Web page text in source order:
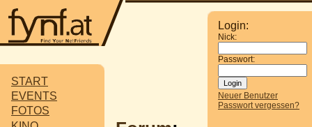
START
EVENTS
FOTOS
Login:
Nick:
Passwort:
Neuer Benutzer
Passwort vergessen?